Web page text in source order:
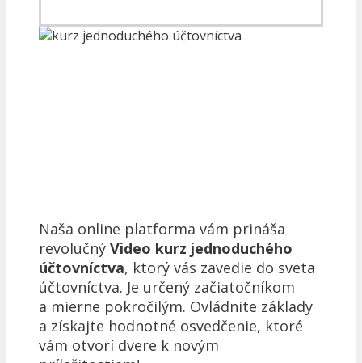
Naša online platforma vám prináša
revolučný Video kurz jednoduchého
účtovníctva, ktorý vás zavedie do sveta
účtovníctva. Je určený začiatočníkom
a mierne pokročilým. Ovládnite základy
a získajte hodnotné osvedčenie, ktoré
vám otvorí dvere k novým